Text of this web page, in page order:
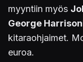
myyntiin myös
George
kitaraohjaimet.
euroa.